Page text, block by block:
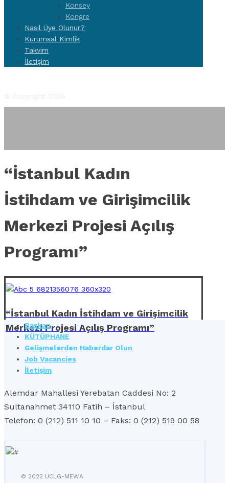
Konsey
Kongre
Nasıl Üye Olunur?
Kurumsal Kimlik
Takvim
İletişim
“İstanbul Kadın
İstihdam ve Girişimcilik
Merkezi Projesi Açılış
Programı”
“İstanbul Kadın İstihdam ve Girişimcilik
Merkezi Projesi Açılış Programı”
Başkan
KÜTÜPHANE
Gelişmelerden Haberdar Olun
Job Vacancies
İletişim
Alemdar Mahallesi Yerebatan Caddesi No: 2
Sultanahmet 34110 Fatih – İstanbul
Telefon: 0 (212) 511 10 10 – Faks: 0 (212) 519 00 58
© 2022 UCLG-MEWA